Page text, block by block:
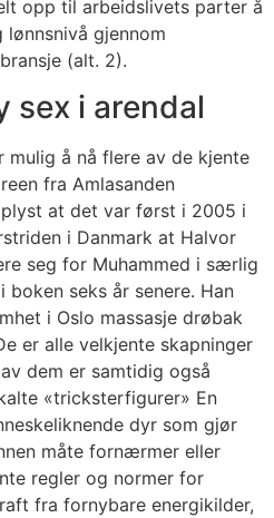
opp til arbeidslivets parter å
gjennom
(alt. 2).
sex i arendal
mulig å nå flere av de kjente
fra Amlasanden
at det var først i 2005 i
i Danmark at Halvor
seg for Muhammed i særlig
seks år senere. Han
i Oslo massasje drøbak
er alle velkjente skapninger
dem er samtidig også
«tricksterfigurer» En
dyr som gjør
måte fornærmer eller
regler og normer for
fra fornybare energikilder,